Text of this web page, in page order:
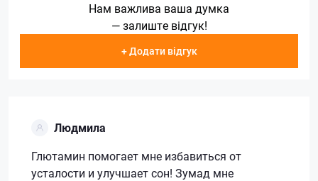
Нам важлива ваша думка
— залиште відгук!
+ Додати відгук
Людмила
Глютамин помогает мне избавиться от
усталости и улучшает сон! Зумад мне